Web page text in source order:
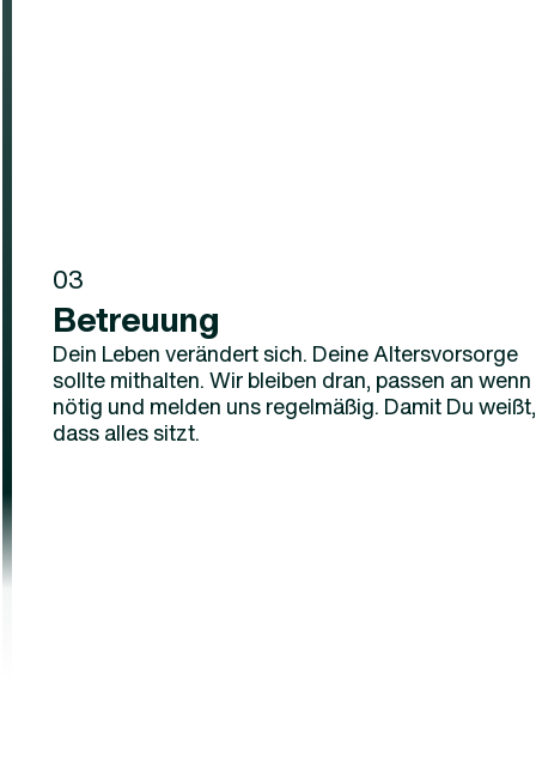
03
Betreuung
Dein Leben verändert sich. Deine Altersvorsorge
sollte mithalten. Wir bleiben dran, passen an wenn
nötig und melden uns regelmäßig. Damit Du weißt,
dass alles sitzt.